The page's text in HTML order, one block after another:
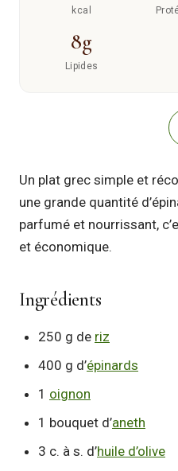
kcal
8g
Lipides
Un plat grec simple et
une grande quantité
parfumé et nourrissant,
et économique.
Ingrédients
250 g de riz
400 g d’épinards
1 oignon
1 bouquet d’aneth
3 c. à s. d’huile d’olive